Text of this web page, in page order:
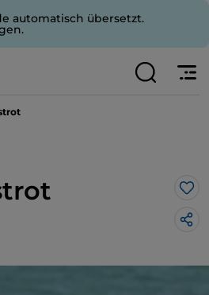
automatisch übersetzt.